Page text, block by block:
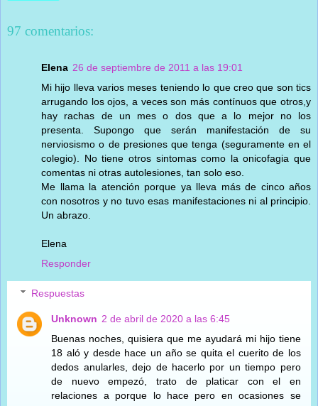
97 comentarios:
Elena 26 de septiembre de 2011 a las 19:01
Mi hijo lleva varios meses teniendo lo que creo que son tics
arrugando los ojos, a veces son más contínuos que otros,y
hay rachas de un mes o dos que a lo mejor no los
presenta. Supongo que serán manifestación de su
nerviosismo o de presiones que tenga (seguramente en el
colegio). No tiene otros sintomas como la onicofagia que
comentas ni otras autolesiones, tan solo eso.
Me llama la atención porque ya lleva más de cinco años
con nosotros y no tuvo esas manifestaciones ni al principio.
Un abrazo.
Elena
Responder
Respuestas
Unknown 2 de abril de 2020 a las 6:45
Buenas noches, quisiera que me ayudará mi hijo tiene
18 aló y desde hace un año se quita el cuerito de los
dedos anularles, dejo de hacerlo por un tiempo pero
de nuevo empezó, trato de platicar con el en
relaciones a porque lo hace pero en ocasiones se